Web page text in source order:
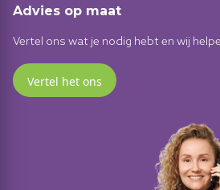
Advies op maat
Vertel ons wat je nodig hebt en wij
Vertel het ons